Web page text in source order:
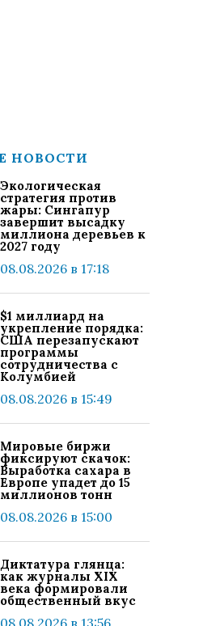
НОВОСТИ
Экологическая
стратегия против
жары: Сингапур
завершит высадку
миллиона деревьев к
2027 году
08.08.2026 в 17:18
$1 миллиард на
укрепление порядка:
США перезапускают
программы
сотрудничества с
Колумбией
08.08.2026 в 15:49
Мировые биржи
фиксируют скачок:
Выработка сахара в
Европе упадет до 15
миллионов тонн
08.08.2026 в 15:00
Диктатура глянца:
как журналы XIX
века формировали
общественный вкус
08.08.2026 в 13:56